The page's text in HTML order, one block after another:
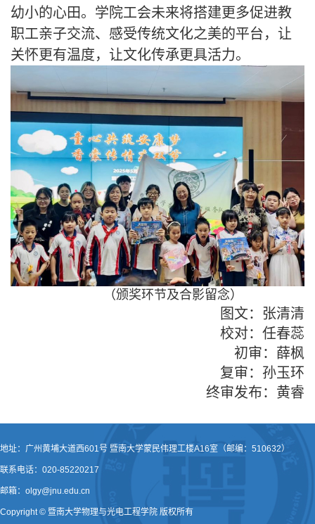
幼小的心田。学院工会未来将搭建更多促进教
职工亲子交流、感受传统文化之美的平台，让
关怀更有温度，让文化传承更具活力。
（颁奖环节及合影留念）
图文：张清清
校对：任春蕊
初审：薛枫
复审：孙玉环
终审发布：黄睿
地址：广州黄埔大道西601号 暨南大学蒙民伟理工楼A16室（邮编：510632）
联系电话：020-85220217
邮箱：olgy@jnu.edu.cn
Copyright © 暨南大学物理与光电工程学院 版权所有